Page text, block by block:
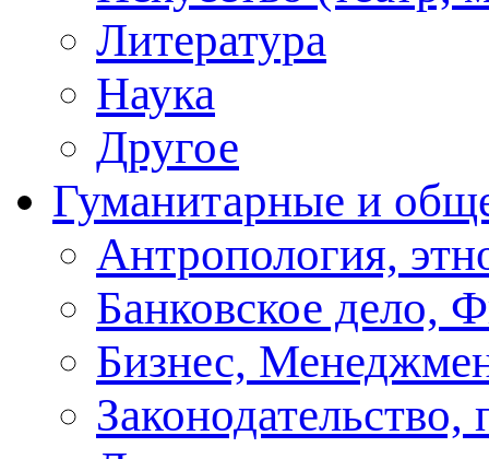
Литература
Наука
Другое
Гуманитарные и
Антропология,
Банковское дело,
Бизнес,
Законодательство,